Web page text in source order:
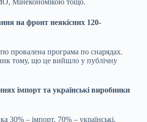
Мінекономікою тощо.
на фронт неякісних 120-
провалена програма по снарядах.
тому, що це вийшло у публічну
імпорт та українські виробники
30% – імпорт, 70% – українські.